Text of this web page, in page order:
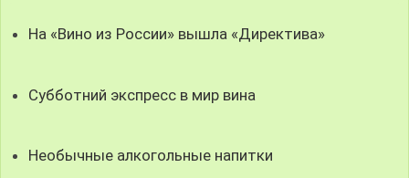
На «Вино из России» вышла «Директива»
Субботний экспресс в мир вина
Необычные алкогольные напитки